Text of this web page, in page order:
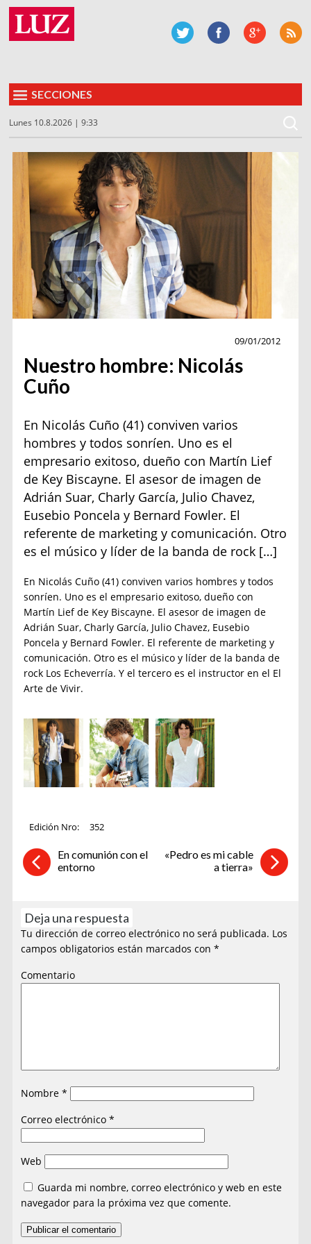
SECCIONES
Lunes 10.8.2026 | 9:33
09/01/2012
Nuestro hombre: Nicolás
Cuño
En Nicolás Cuño (41) conviven varios
hombres y todos sonríen. Uno es el
empresario exitoso, dueño con Martín Lief
de Key Biscayne. El asesor de imagen de
Adrián Suar, Charly García, Julio Chavez,
Eusebio Poncela y Bernard Fowler. El
referente de marketing y comunicación. Otro
es el músico y líder de la banda de rock […]
En Nicolás Cuño (41) conviven varios hombres y todos
sonríen. Uno es el empresario exitoso, dueño con
Martín Lief de Key Biscayne. El asesor de imagen de
Adrián Suar, Charly García, Julio Chavez, Eusebio
Poncela y Bernard Fowler. El referente de marketing y
comunicación. Otro es el músico y líder de la banda de
rock Los Echeverría. Y el tercero es el instructor en el El
Arte de Vivir.
Edición Nro: 352
En comunión con el
entorno
«Pedro es mi cable
a tierra»
Deja una respuesta
Tu dirección de correo electrónico no será publicada. Los
campos obligatorios están marcados con*
Comentario
Nombre*
Correo electrónico*
Web
Guarda mi nombre, correo electrónico y web en este
navegador para la próxima vez que comente.